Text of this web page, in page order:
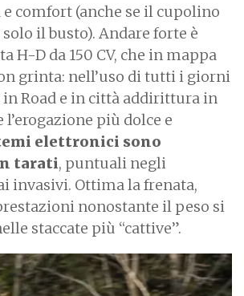
comfort (anche se il cupolino
il busto). Andare forte è
H-D da 150 CV, che in mappa
grinta: nell’uso di tutti i giorni
Road e in città addirittura in
l’erogazione più dolce e
elettronici sono
tarati, puntuali negli
invasivi. Ottima la frenata,
nonostante il peso si
staccate più “cattive”.